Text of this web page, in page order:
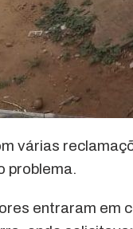
várias
problema.
entraram em